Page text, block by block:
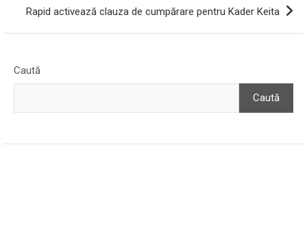
Rapid activează clauza de cumpărare pentru Kader Keita
Caută
Caută